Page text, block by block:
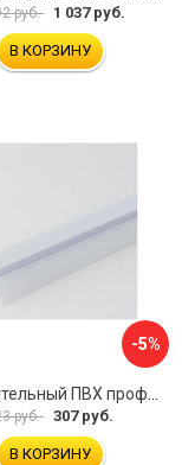
руб. 1 037 руб.
В КОРЗИНУ
-5%
Уплотнительный ПВХ профиль для стекла 8мм SERVICE PLUS PVH04-403/7WM8
руб. 307 руб.
В КОРЗИНУ